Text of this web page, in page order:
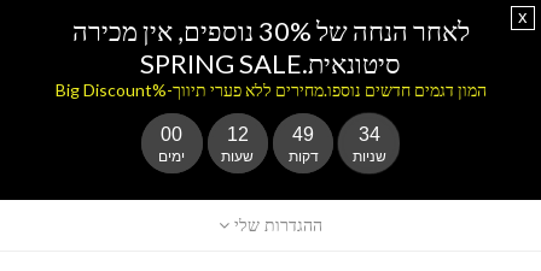
ההגדרות שלי
לאחר הנחה של 30% נוספים, אין מכירה
סיטונאית.SPRING SALE
המון דגמים חדשים נוספו.מחירים ללא פערי תיווך-%Big Discount
00
ימים
12
שעות
49
דקות
33
שניות
x